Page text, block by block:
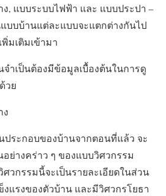
, แบบระบบไฟฟ้า และ แบบประปา –
บบบ้านแต่ละแบบจะแตกต่างกันไป
มเติมเข้ามา
จำเป็นต้องมีข้อมูลเบื้องต้นในการดู
วย
ง
ประกอบของบ้านจากตอนที่แล้ว จะ
ย่างคร่าว ๆ ของแบบวิศวกรรม
วกรรมนี้จะเป็นรายละเอียดในส่วน
แรงของตัวบ้าน และมีวิศวกรโยธา